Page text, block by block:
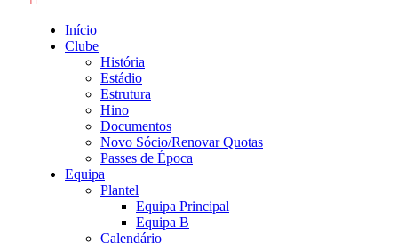
Início
Clube
História
Estádio
Estrutura
Hino
Documentos
Novo Sócio/Renovar Quotas
Passes de Época
Equipa
Plantel
Equipa Principal
Equipa B
Calendário